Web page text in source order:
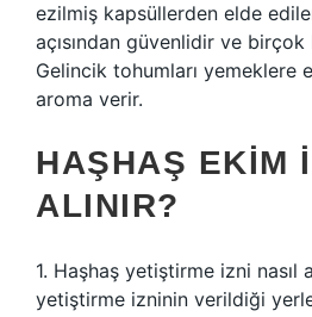
ezilmiş kapsüllerden elde
açısından güvenlidir ve
Gelincik tohumları yemeklere
aroma verir.
HAŞHAŞ EKIM
ALINIR?
1. Haşhaş yetiştirme izni nasıl
yetiştirme izninin verildiği